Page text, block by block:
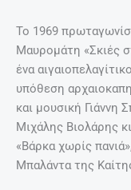
Το 1969
Μαυρομάτη «Σκιές
ένα
υπόθεση
και μουσική Γιάννη
Μιχάλης Βιολάρης
«Βάρκα χωρίς
Μπαλάντα της